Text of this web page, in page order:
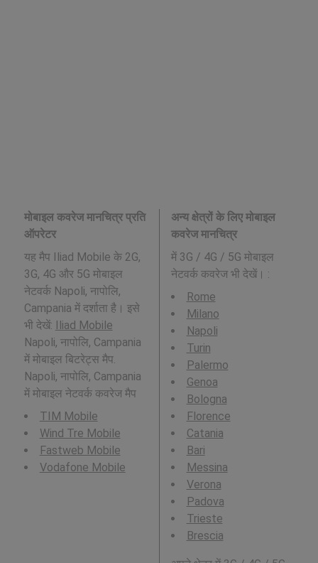
मोबाइल कवरेज मानचित्र प्रति
ऑपरेटर
यह मैप Iliad Mobile के 2G,
3G, 4G और 5G मोबाइल
नेटवर्क Napoli, नापोलि,
Campania में दर्शाता है। इसे
भी देखें:
Iliad Mobile
Napoli, नापोलि, Campania
में मोबाइल बिटरेट्स मैप.
Napoli, नापोलि, Campania
में मोबाइल नेटवर्क कवरेज मैप
TIM Mobile
Wind Tre Mobile
Fastweb Mobile
Vodafone Mobile
अन्य क्षेत्रों के लिए मोबाइल
कवरेज मानचित्र
में 3G / 4G / 5G मोबाइल
नेटवर्क कवरेज भी देखें। :
Rome
Milano
Napoli
Turin
Palermo
Genoa
Bologna
Florence
Catania
Bari
Messina
Verona
Padova
Trieste
Brescia